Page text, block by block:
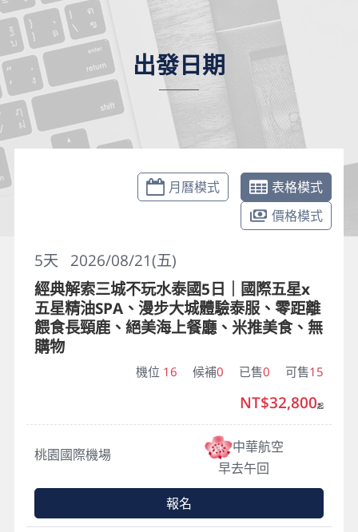
出發日期
月曆模式
表格模式
價格模式
2026/08/21(五)
5天
經典解索三城不玩水泰國5日｜國際五星x
五星精油SPA、漫步大城體驗泰服、零距離
餵食長頸鹿、絕美海上餐廳、米推美食、無
購物
機位 16 候補0 已售0 可售15
桃園國際機場
中華航空
早去午回
NT$32,800起
報名